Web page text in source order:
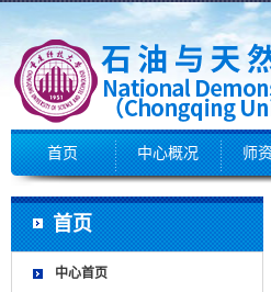
首页 中心概况 师
首页
中心首页